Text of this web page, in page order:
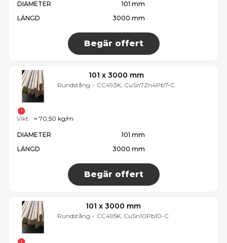
DIAMETER
101 mm
LÄNGD
3000 mm
Begär offert
101 x 3000 mm
Rundstång - CC493K, CuSn7Zn4Pb7-C
DIAMETER
101 mm
LÄNGD
3000 mm
Begär offert
Vikt: ≈ 70,50 kg/m
101 x 3000 mm
Rundstång - CC495K, CuSn10Pb10-C